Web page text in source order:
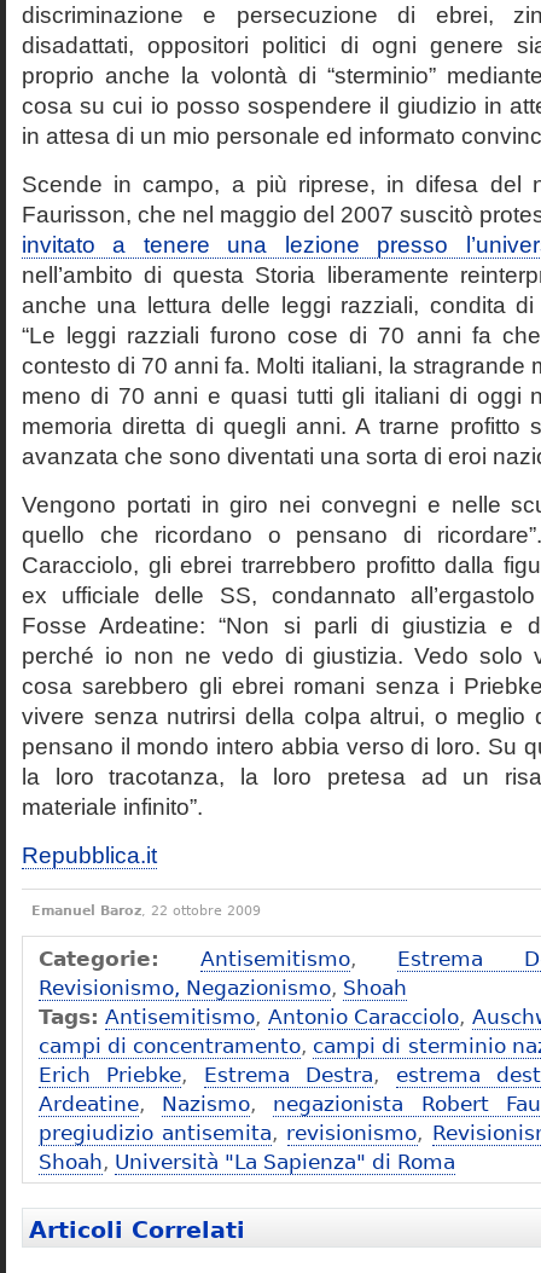
discriminazione e persecuzione di ebrei,
disadattati, oppositori politici di ogni genere
proprio anche la volontà di “sterminio”
cosa su cui io posso sospendere il giudizio in
in attesa di un mio personale ed informato
Scende in campo, a più riprese, in difesa del
Faurisson, che nel maggio del 2007 suscitò
invitato a tenere una lezione presso
nell’ambito di questa Storia liberamente
anche una lettura delle leggi razziali, condita di
“Le leggi razziali furono cose di 70 anni fa
contesto di 70 anni fa. Molti italiani, la stragrande
meno di 70 anni e quasi tutti gli italiani di oggi
memoria diretta di quegli anni. A trarne profitto
avanzata che sono diventati una sorta di eroi
Vengono portati in giro nei convegni e nelle
quello che ricordano o pensano di
Caracciolo, gli ebrei trarrebbero profitto dalla
ex ufficiale delle SS, condannato
Fosse Ardeatine: “Non si parli di giustizia e
perché io non ne vedo di giustizia. Vedo solo
cosa sarebbero gli ebrei romani senza i
vivere senza nutrirsi della colpa altrui, o meglio
pensano il mondo intero abbia verso di loro. Su
la loro tracotanza, la loro pretesa ad un
materiale infinito”.
Repubblica.it
Emanuel Baroz, 22 ottobre 2009
Categorie: Antisemitismo, Estrema
Revisionismo, Negazionismo, Shoah
Tags: Antisemitismo, Antonio Caracciolo,
campi di concentramento, campi di sterminio
Erich Priebke, Estrema Destra, estrema
Ardeatine, Nazismo, negazionista Robert
pregiudizio antisemita, revisionismo,
Shoah, Università "La Sapienza" di Roma
Articoli Correlati